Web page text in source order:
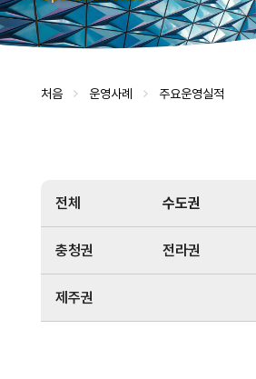
처음 운영사례 주요운영실적
전체 수도권
충청권 전라권
제주권